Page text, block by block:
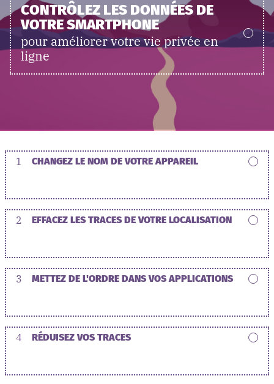
CONTRÔLEZ LES DONNÉES DE
VOTRE SMARTPHONE
pour améliorer votre vie privée en
ligne
1 CHANGEZ LE NOM DE VOTRE APPAREIL
2 EFFACEZ LES TRACES DE VOTRE LOCALISATION
3 METTEZ DE L'ORDRE DANS VOS APPLICATIONS
4 RÉDUISEZ VOS TRACES